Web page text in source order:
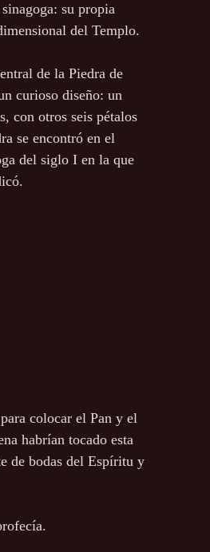
su propia
del Templo.
de la Piedra de
curioso diseño: un
con otros seis pétalos
se encontró en el
del siglo I en la que
colocar el Pan y el
habrían tocado esta
de bodas del Espíritu y